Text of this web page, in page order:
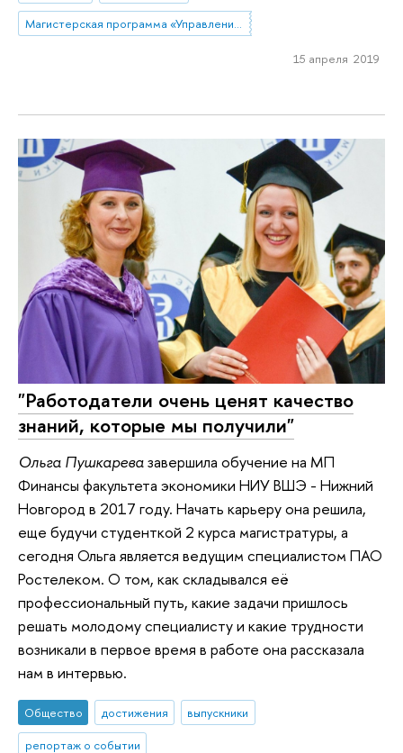
Магистерская программа «Управление развитием компании» (Нижний Новгород)
15 апреля 2019
"Работодатели очень ценят качество
знаний, которые мы получили"
Ольга Пушкаревазавершила обучение на МП
Финансы факультета экономики НИУ ВШЭ - Нижний
Новгород в 2017 году. Начать карьеру она решила,
еще будучи студенткой 2 курса магистратуры, а
сегодня Ольга является ведущим специалистом ПАО
Ростелеком. О том, как складывался её
профессиональный путь, какие задачи пришлось
решать молодому специалисту и какие трудности
возникали в первое время в работе она рассказала
нам в интервью.
Общество достижения
выпускники
репортаж о событии